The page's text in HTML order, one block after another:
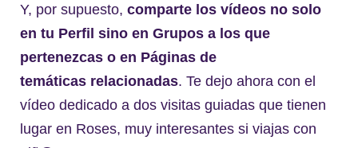
Y, por supuesto, comparte los vídeos no solo
en tu Perfil sino en Grupos a los que
pertenezcas o en Páginas de
temáticas relacionadas. Te dejo ahora con el
vídeo dedicado a dos visitas guiadas que tienen
lugar en Roses, muy interesantes si viajas con